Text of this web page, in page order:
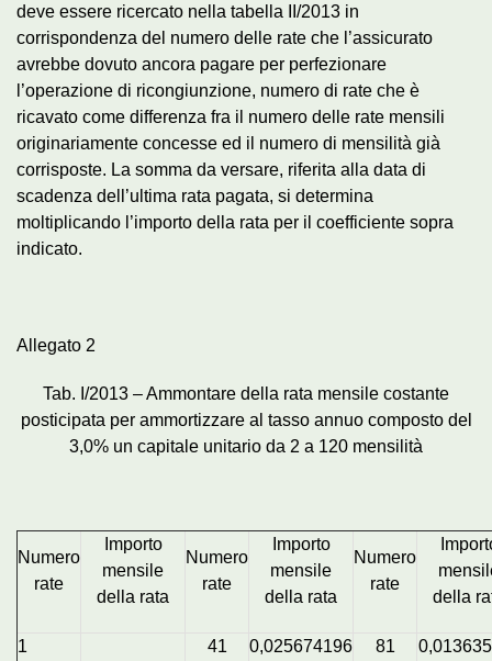
deve essere ricercato nella tabella II/2013 in
corrispondenza del numero delle rate che l’assicurato
avrebbe dovuto ancora pagare per perfezionare
l’operazione di ricongiunzione, numero di rate che è
ricavato come differenza fra il numero delle rate mensili
originariamente concesse ed il numero di mensilità già
corrisposte. La somma da versare, riferita alla data di
scadenza dell’ultima rata pagata, si determina
moltiplicando l’importo della rata per il coefficiente sopra
indicato.
Allegato 2
Tab. I/2013 – Ammontare della rata mensile costante
posticipata per ammortizzare al tasso annuo composto del
3,0% un capitale unitario da 2 a 120 mensilità
Numero
rate
Importo
mensile
della rata
Numero
rate
Importo
mensile
della rata
Numero
rate
della
1 41 0,025674196 81